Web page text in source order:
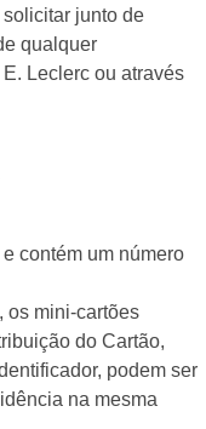
junto de
qualquer
Leclerc ou através
contém um número
os mini-cartões
do Cartão,
podem ser
na mesma